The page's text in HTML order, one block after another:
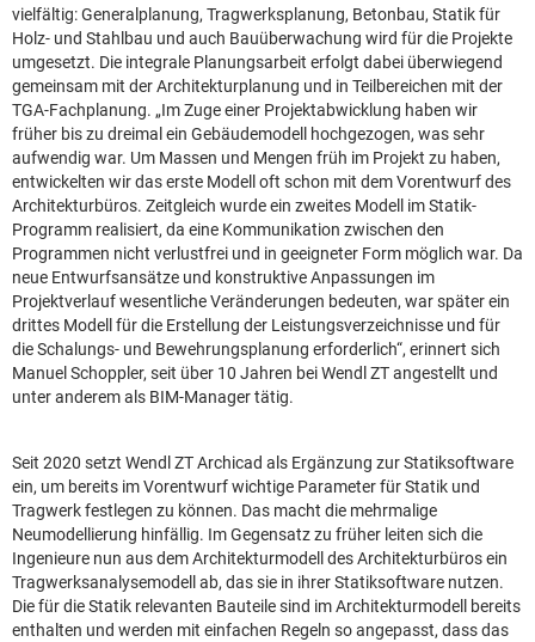
vielfältig: Generalplanung, Tragwerksplanung, Betonbau, Statik für
Holz- und Stahlbau und auch Bauüberwachung wird für die Projekte
umgesetzt. Die integrale Planungsarbeit erfolgt dabei überwiegend
gemeinsam mit der Architekturplanung und in Teilbereichen mit der
TGA-Fachplanung. „Im Zuge einer Projektabwicklung haben wir
früher bis zu dreimal ein Gebäudemodell hochgezogen, was sehr
aufwendig war. Um Massen und Mengen früh im Projekt zu haben,
entwickelten wir das erste Modell oft schon mit dem Vorentwurf des
Architekturbüros. Zeitgleich wurde ein zweites Modell im Statik-
Programm realisiert, da eine Kommunikation zwischen den
Programmen nicht verlustfrei und in geeigneter Form möglich war. Da
neue Entwurfsansätze und konstruktive Anpassungen im
Projektverlauf wesentliche Veränderungen bedeuten, war später ein
drittes Modell für die Erstellung der Leistungsverzeichnisse und für
die Schalungs- und Bewehrungsplanung erforderlich“, erinnert sich
Manuel Schoppler, seit über 10 Jahren bei Wendl ZT angestellt und
unter anderem als BIM-Manager tätig.
Seit 2020 setzt Wendl ZT Archicad als Ergänzung zur Statiksoftware
ein, um bereits im Vorentwurf wichtige Parameter für Statik und
Tragwerk festlegen zu können. Das macht die mehrmalige
Neumodellierung hinfällig. Im Gegensatz zu früher leiten sich die
Ingenieure nun aus dem Architekturmodell des Architekturbüros ein
Tragwerksanalysemodell ab, das sie in ihrer Statiksoftware nutzen.
Die für die Statik relevanten Bauteile sind im Architekturmodell bereits
enthalten und werden mit einfachen Regeln so angepasst, dass das